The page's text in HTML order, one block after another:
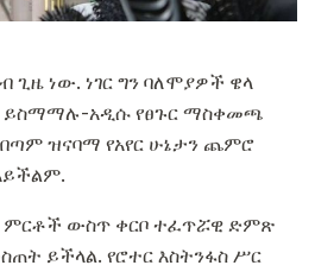
ጊዜ ነው. ነገር ግን ባለሞያዎች ዌላ
አዲሱ የፀጉር ማስቀመጫ
በጣም ዝናባማ የአየር ሁኔታን ጨምሮ
ምርቶች ውስጥ ቀርቦ ተፈጥሯዊ ድምጽ
ይችላል. የሮተር እስትንፋስ ሥር